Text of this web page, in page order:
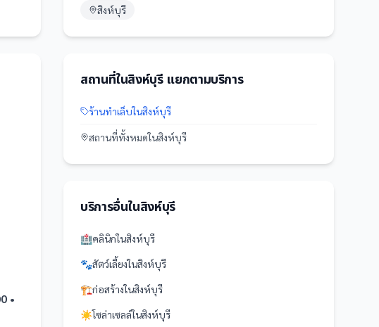
•
สิงห์บุรี
สถานที่ในสิงห์บุรีแยกตามบริการ
ร้านทำเล็บในสิงห์บุรี
สถานที่ทั้งหมดในสิงห์บุรี
บริการอื่นในสิงห์บุรี
🏥คลินิกในสิงห์บุรี
🐾สัตว์เลี้ยงในสิงห์บุรี
🏗️ก่อสร้างในสิงห์บุรี
☀️โซล่าเซลล์ในสิงห์บุรี